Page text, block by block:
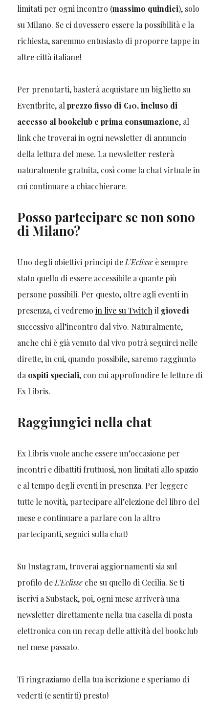
limitati per ogni incontro (massimo quindici), solo
su Milano. Se ci dovessero essere la possibilità e la
richiesta, saremmo entusiastə di proporre tappe in
altre città italiane!
Per prenotarti, basterà acquistare un biglietto su
Eventbrite, al prezzo fisso di €10, incluso di
accesso al bookclub e prima consumazione, al
link che troverai in ogni newsletter di annuncio
della lettura del mese. La newsletter resterà
naturalmente gratuita, così come la chat virtuale in
cui continuare a chiacchierare.
Posso partecipare se non sono
di Milano?
Uno degli obiettivi principi de L’Eclisseè sempre
stato quello di essere accessibile a quante più
persone possibili. Per questo, oltre agli eventi in
presenza, ci vedremo in live su Twitch il giovedì
successivo all’incontro dal vivo. Naturalmente,
anche chi è già venuto dal vivo potrà seguirci nelle
dirette, in cui, quando possibile, saremo raggiuntə
da ospiti speciali, con cui approfondire le letture di
Ex Libris.
Raggiungici nella chat
Ex Libris vuole anche essere un’occasione per
incontri e dibattiti fruttuosi, non limitati allo spazio
e al tempo degli eventi in presenza. Per leggere
tutte le novità, partecipare all’elezione del libro del
mese e continuare a parlare con lə altrə
partecipanti, seguici sulla chat!
Su Instagram, troverai aggiornamenti sia sul
profilo de L’Eclisseche su quello di Cecilia. Se ti
iscrivi a Substack, poi, ogni mese arriverà una
newsletter direttamente nella tua casella di posta
elettronica con un recap delle attività del bookclub
nel mese passato.
Ti ringraziamo della tua iscrizione e speriamo di
vederti (e sentirti) presto!